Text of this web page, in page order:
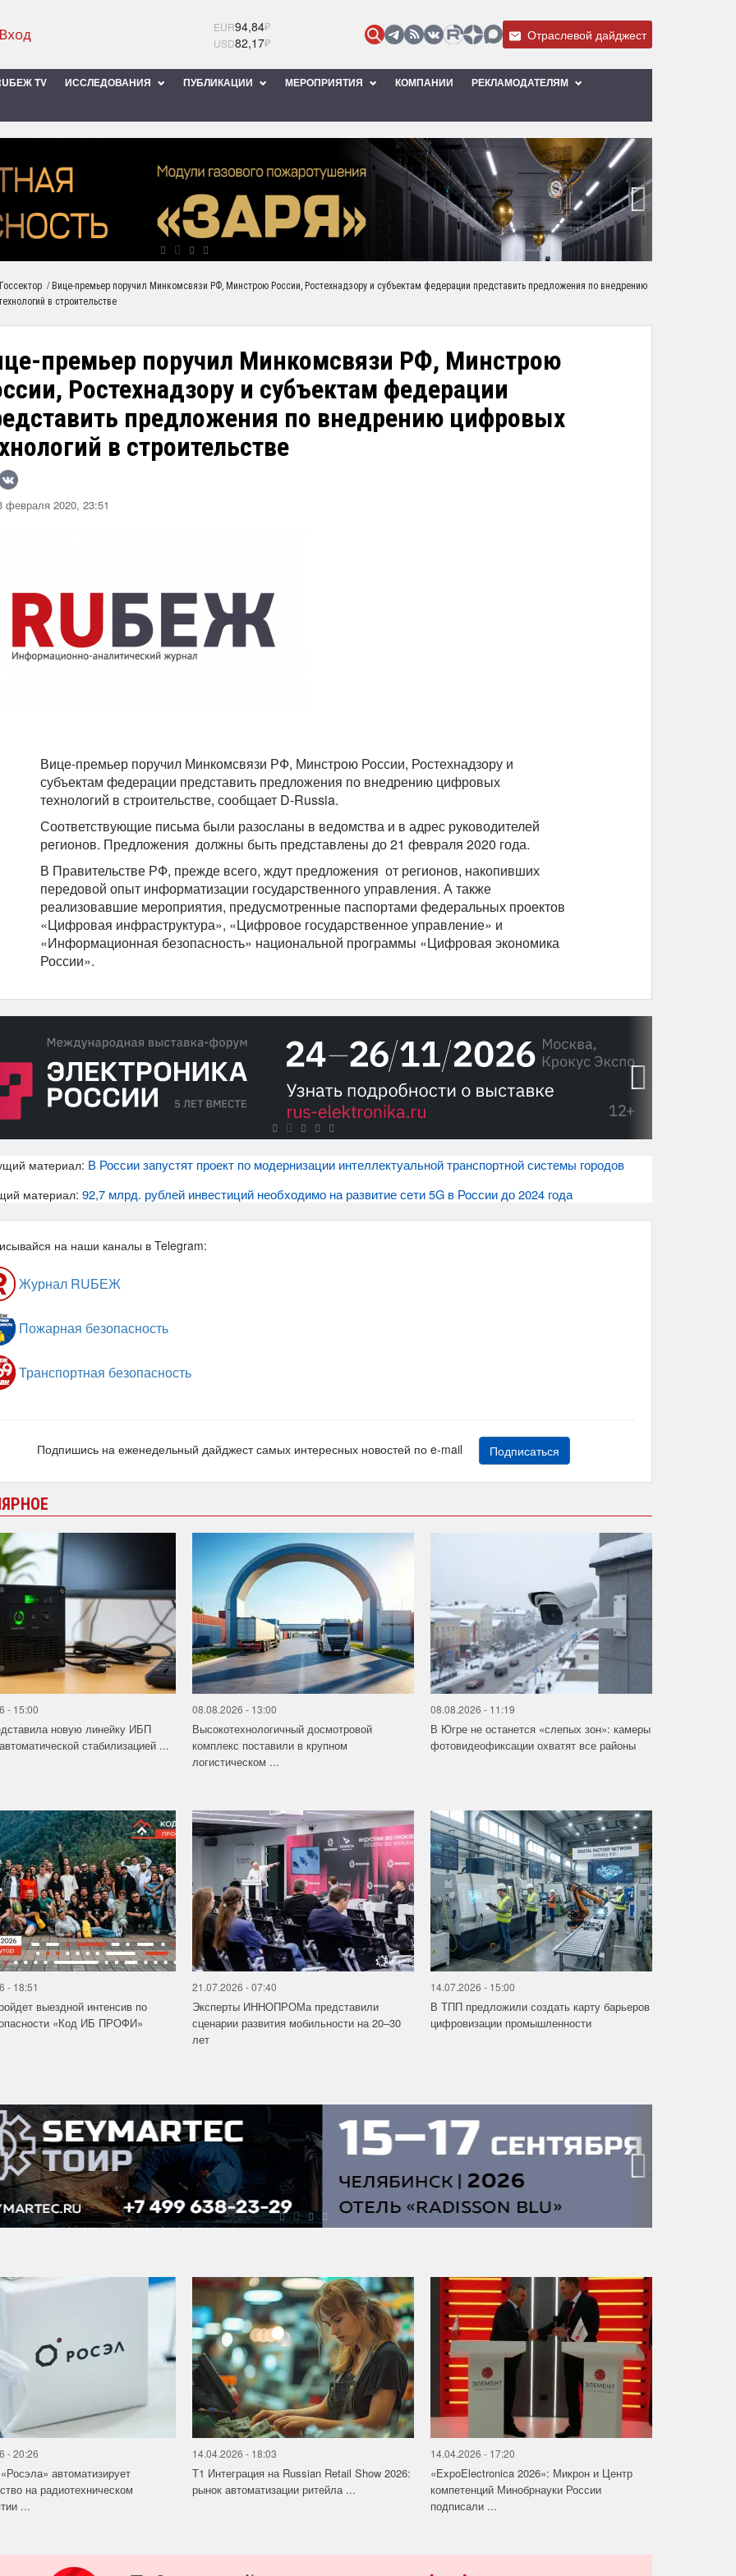
EUR94,84₽
USD82,17₽ Отраслевой дайджест
TV ИССЛЕДОВАНИЯ ПУБЛИКАЦИИ МЕРОПРИЯТИЯ КОМПАНИИ РЕКЛАМОДАТЕЛЯМ
Госсектор / Вице-премьер поручил Минкомсвязи РФ, Минстрою России, Ростехнадзору и субъектам федерации представить предложения по внедрению
в строительстве
премьер поручил Минкомсвязи РФ, Минстрою
Ростехнадзору и субъектам федерации
предложения по внедрению цифровых
в строительстве
февраля 2020, 23:51
Вице-премьер поручил Минкомсвязи РФ, Минстрою России, Ростехнадзору и
субъектам федерации представить предложения по внедрению цифровых
технологий в строительстве, сообщает D-Russia.
Соответствующие письма были разосланы в ведомства и в адрес руководителей
регионов. Предложения должны быть представлены до 21 февраля 2020 года.
В Правительстве РФ, прежде всего, ждут предложения от регионов, накопивших
передовой опыт информатизации государственного управления. А также
реализовавшие мероприятия, предусмотренные паспортами федеральных проектов
«Цифровая инфраструктура», «Цифровое государственное управление» и
«Информационная безопасность» национальной программы «Цифровая экономика
России».
материал: В России запустят проект по модернизации интеллектуальной транспортной системы городов
материал: 92,7 млрд. рублей инвестиций необходимо на развитие сети 5G в России до 2024 года
на наши каналы в Telegram:
Журнал RUБЕЖ
Пожарная безопасность
Транспортная безопасность
Подпишись на еженедельный дайджест самых интересных новостей по e-mail Подписаться
- 15:00
новую линейку ИБП
стабилизацией ...
08.08.2026 - 13:00
Высокотехнологичный досмотровой
комплекс поставили в крупном
логистическом ...
08.08.2026 - 11:19
В Югре не останется «слепых зон»: камеры
фотовидеофиксации охватят все районы
- 18:51
выездной интенсив по
«Код ИБ ПРОФИ»
21.07.2026 - 07:40
Эксперты ИННОПРОМа представили
сценарии развития мобильности на 20–30
лет
14.07.2026 - 15:00
В ТПП предложили создать карту барьеров
цифровизации промышленности
›
- 20:26
автоматизирует
на радиотехническом
...
14.04.2026 - 18:03
Т1 Интеграция на Russian Retail Show 2026:
рынок автоматизации ритейла ...
14.04.2026 - 17:20
«ExpoElectronica 2026»: Микрон и Центр
компетенций Минобрнауки России
подписали ...